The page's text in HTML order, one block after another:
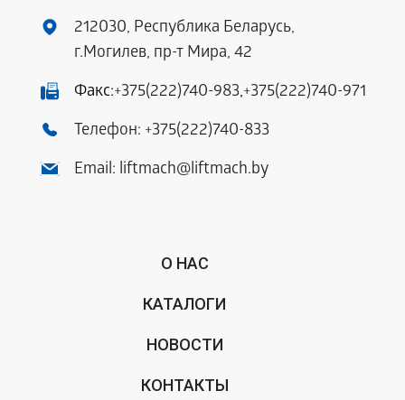
212030, Республика Беларусь,
г.Могилев, пр-т Мира, 42
Факс:+375(222)740-983,+375(222)740-971
Телефон: +375(222)740-833
Email: liftmach@liftmach.by
О НАС
КАТАЛОГИ
НОВОСТИ
КОНТАКТЫ